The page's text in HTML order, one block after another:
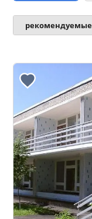
рекомендуемые